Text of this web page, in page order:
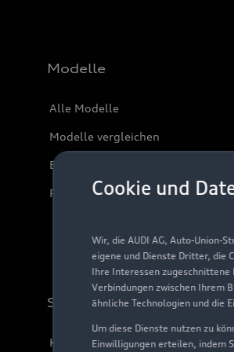
Cookie und
Wir, die AUDI AG, Auto-
eigene und Dienste Dritter, die
Ihre Interessen
Verbindungen zwischen Ihrem
ähnliche Technologien und die
Um diese Dienste nutzen zu
Einwilligungen erteilen, indem
Modelle
Alle Modelle
Modelle vergleichen
Elektromodelle
Plug-in-Hybride
Support
Kundenservice